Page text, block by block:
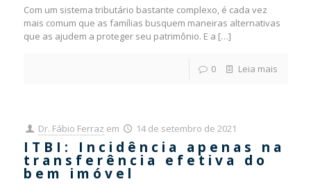
Com um sistema tributário bastante complexo, é cada vez
mais comum que as famílias busquem maneiras alternativas
que as ajudem a proteger seu patrimônio. E a […]
0 Leia mais
Dr. Fábio Ferraz em 14 de setembro de 2021
ITBI: Incidência apenas na
transferência efetiva do
bem imóvel